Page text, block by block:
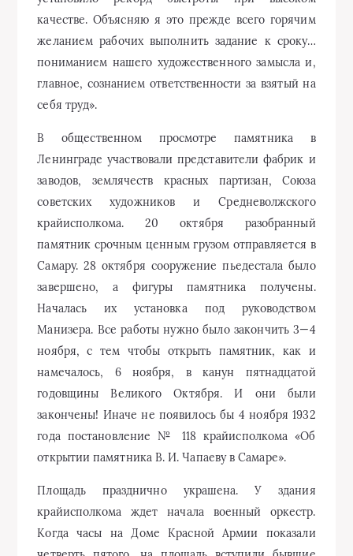
советских художников и Средневолжского
крайисполкома. 20 октября разобранный
памятник срочным ценным грузом отправляется в
Самару. 28 октября сооружение пьедестала было
завершено, а фигуры памятника получены.
Началась их установка под руководством
Манизера. Все работы нужно было закончить 3—4
ноября, с тем чтобы открыть памятник, как и
намечалось, 6 ноября, в канун пятнадцатой
годовщины Великого Октября. И они были
закончены! Иначе не появилось бы 4 ноября 1932
года постановление № 118 крайисполкома «Об
открытии памятника В. И. Чапаеву в Самаре».
Площадь празднично украшена. У здания
крайисполкома ждет начала военный оркестр.
Когда часы на Доме Красной Армии показали
четверть пятого, на площадь вступили бывшие
красные партизаны, чапаевцы, участники
гражданской войны, приехавшие из разных
городов и сел Поволжья. Над площадью,
заполненной жителями города, тишина
ожидания. На постамент памятника, ставший
трибуной, поднимаются члены крайкома партии и
крайисполкома, комитета по сооружению
памятника, Общества бывших красногвардейцев и